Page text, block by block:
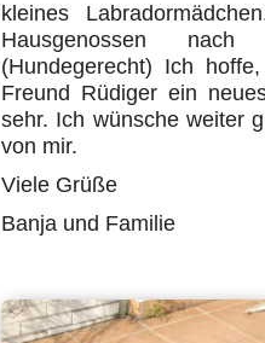
kleines
Hausgenossen
(Hundegerecht) Ich
Freund Rüdiger ein
sehr. Ich wünsche weiter
von mir.
Viele Grüße
Banja und Familie